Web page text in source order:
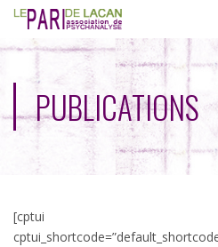
PUBLICATIONS
[cptui